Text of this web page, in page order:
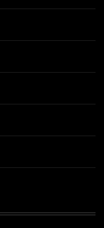
र सांस्कृतिक